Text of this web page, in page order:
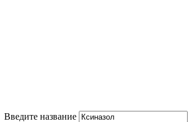
Введите название